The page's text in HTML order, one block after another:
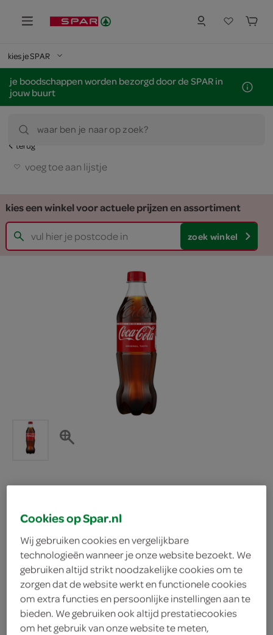
kies je SPAR
je boodschappen worden bezorgd door de SPAR in
jouw buurt
waar ben je naar op zoek?
terug
voeg toe aan lijstje
kies een winkel voor actuele prijzen en assortiment
zoek winkel
Coca Cola regular cool
Coca Cola
2.
45
500 Milliliter
Cookies op Spar.nl
Wij gebruiken cookies en vergelijkbare
technologieën wanneer je onze website bezoekt. We
gebruiken altijd strikt noodzakelijke cookies om te
zorgen dat de website werkt en functionele cookies
om extra functies en persoonlijke instellingen aan te
bieden. We gebruiken ook altijd prestatiecookies
om het gebruik van onze website te meten,